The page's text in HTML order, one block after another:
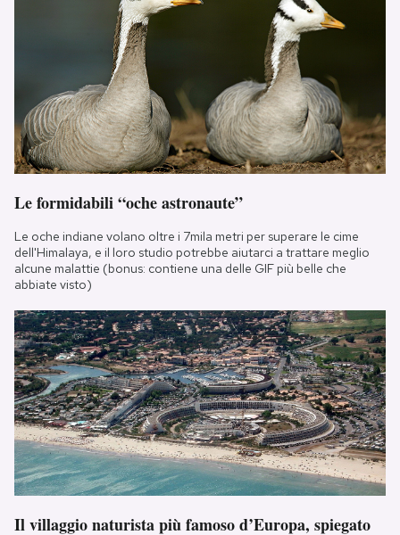
Le formidabili “oche astronaute”
Le oche indiane volano oltre i 7mila metri per superare le cime
dell'Himalaya, e il loro studio potrebbe aiutarci a trattare meglio
alcune malattie (bonus: contiene una delle GIF più belle che
abbiate visto)
Il villaggio naturista più famoso d’Europa, spiegato